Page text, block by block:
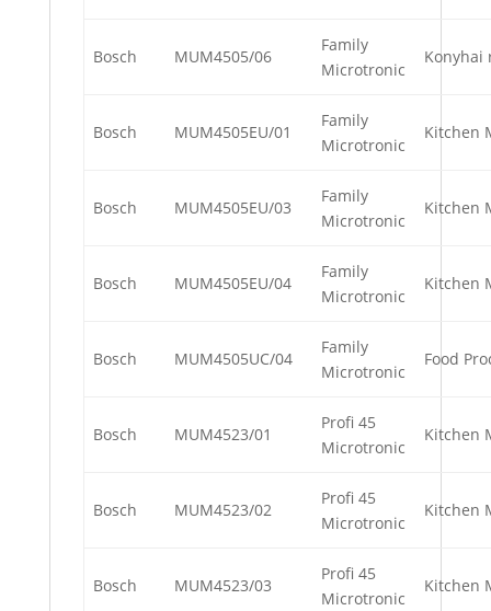
Bosch MUM4505/06
Family
Microtronic
Konyhai
Bosch MUM4505EU/01
Family
Microtronic
Kitchen
Bosch MUM4505EU/03
Family
Microtronic
Kitchen
Bosch MUM4505EU/04
Family
Microtronic
Kitchen
Bosch MUM4505UC/04
Family
Microtronic
Food
Bosch MUM4523/01
Profi 45
Microtronic
Kitchen
Bosch MUM4523/02
Profi 45
Microtronic
Kitchen
Bosch MUM4523/03
Profi 45
Microtronic
Kitchen